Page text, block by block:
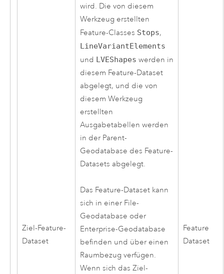
Ziel-Feature-
Dataset
wird. Die von diesem
Werkzeug erstellten
Feature-Classes Stops,
LineVariantElements
und LVEShapes werden in
diesem Feature-Dataset
abgelegt, und die von
diesem Werkzeug
erstellten
Ausgabetabellen werden
in der Parent-
Geodatabase des Feature-
Datasets abgelegt.
Das Feature-Dataset kann
sich in einer File-
Geodatabase oder
Enterprise-Geodatabase
befinden und über einen
Raumbezug verfügen.
Wenn sich das Ziel-
Feature
Dataset